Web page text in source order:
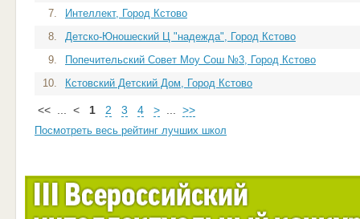
7.
Интеллект, Город Кстово
8.
Детско-Юношеский Ц "надежда", Город Кстово
9.
Попечительский Совет Моу Сош №3, Город Кстово
10.
Кстовский Детский Дом, Город Кстово
<< < 1 2 3 4 > >>
Посмотреть весь рейтинг лучших школ